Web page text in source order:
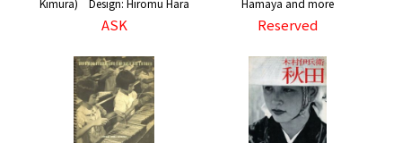
Kimura) Design: Hiromu Hara
ASK
Hamaya and more
Reserved